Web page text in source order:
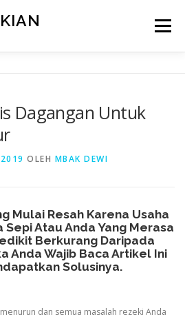
Menu
Dagangan Untuk
OLEH MBAK DEWI
Mulai Resah Karena Usaha
Sepi Atau Anda Yang Merasa
Berkurang Daripada
Anda Wajib Baca Artikel Ini
Solusinya.
dan semua masalah rezeki Anda